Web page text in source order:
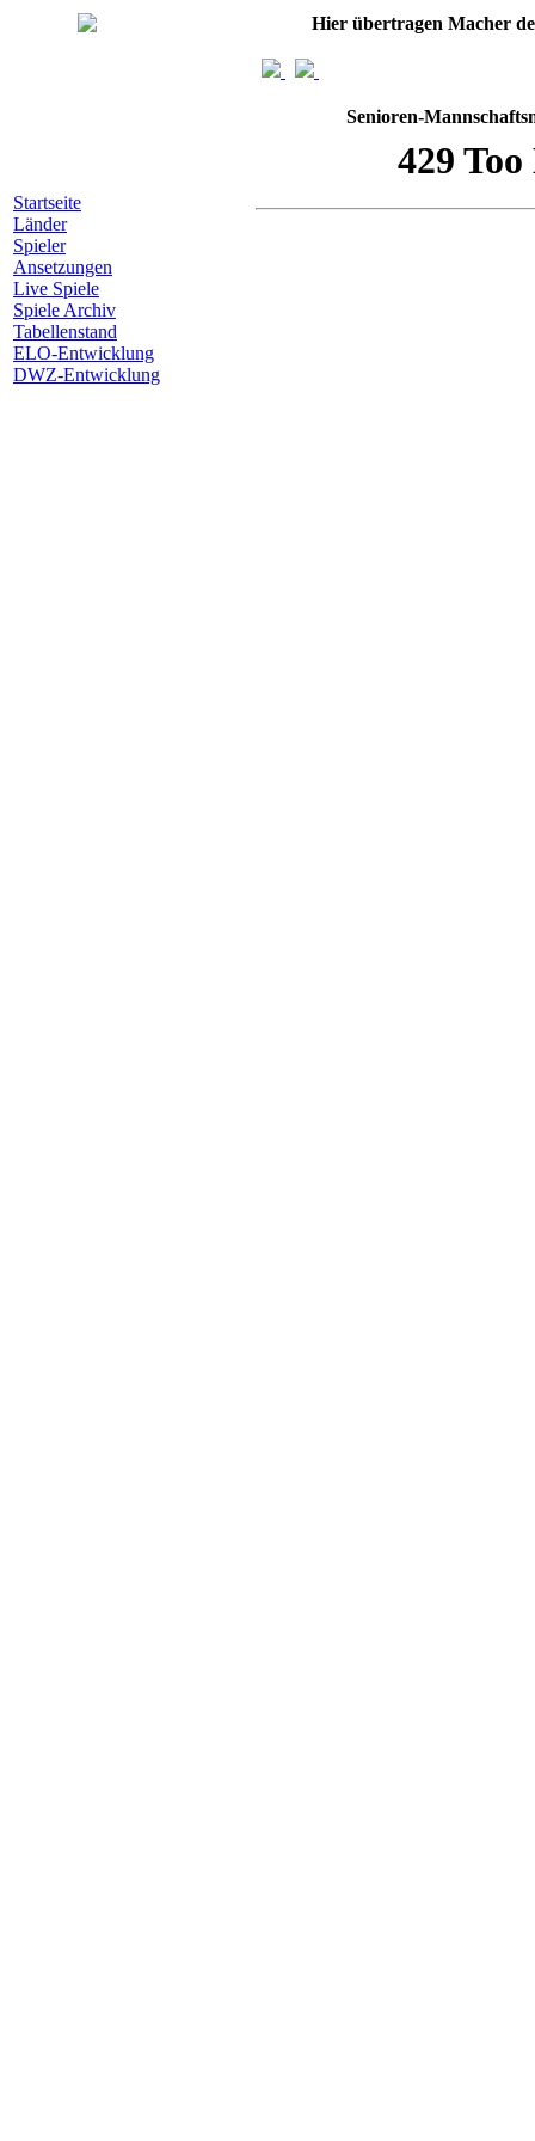
Startseite
Länder
Spieler
Ansetzungen
Live Spiele
Spiele Archiv
Tabellenstand
ELO-Entwicklung
DWZ-Entwicklung
Hier übertragen Macher
Senioren-